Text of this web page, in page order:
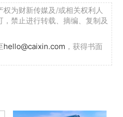
为财新传媒及/或相关权利人
禁止进行转载、摘编、复制及
hello@caixin.com ，获得书面